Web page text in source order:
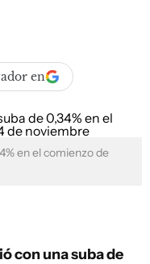
en
en el comienzo de
con una suba de